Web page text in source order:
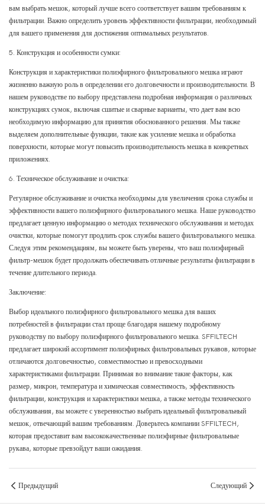
вам выбрать мешок, который лучше всего соответствует вашим требованиям к
фильтрации. Важно определить уровень эффективности фильтрации, необходимый
для вашего применения для достижения оптимальных результатов.
5. Конструкция и особенности сумки:
Конструкция и характеристики полиэфирного фильтровального мешка играют
жизненно важную роль в определении его долговечности и производительности. В
нашем руководстве по выбору представлена ​​подробная информация о различных
конструкциях сумок, включая сшитые и сварные варианты, что дает вам всю
необходимую информацию для принятия обоснованного решения. Мы также
выделяем дополнительные функции, такие как усиление мешка и обработка
поверхности, которые могут повысить производительность мешка в конкретных
приложениях.
6. Техническое обслуживание и очистка:
Регулярное обслуживание и очистка необходимы для увеличения срока службы и
эффективности вашего полиэфирного фильтровального мешка. Наше руководство
предлагает ценную информацию о методах технического обслуживания и методах
очистки, которые помогут продлить срок службы вашего фильтровального мешка.
Следуя этим рекомендациям, вы можете быть уверены, что ваш полиэфирный
фильтр-мешок будет продолжать обеспечивать отличные результаты фильтрации в
течение длительного периода.
Заключение:
Выбор идеального полиэфирного фильтровального мешка для ваших
потребностей в фильтрации стал проще благодаря нашему подробному
руководству по выбору полиэфирного фильтровального мешка. SFFILTECH
предлагает широкий ассортимент полиэфирных фильтровальных рукавов, которые
отличаются долговечностью, совместимостью и превосходными
характеристиками фильтрации. Принимая во внимание такие факторы, как
размер, микрон, температура и химическая совместимость, эффективность
фильтрации, конструкция и характеристики мешка, а также методы технического
обслуживания, вы можете с уверенностью выбрать идеальный фильтровальный
мешок, отвечающий вашим требованиям. Доверьтесь компании SFFILTECH,
которая предоставит вам высококачественные полиэфирные фильтровальные
рукава, которые превзойдут ваши ожидания.
Предыдущий Следующий